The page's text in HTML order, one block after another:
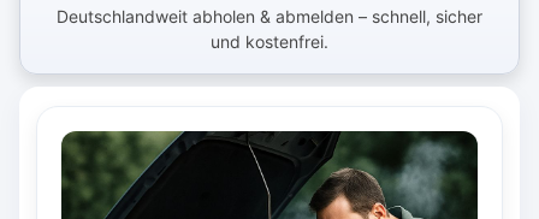
Deutschlandweit abholen & abmelden – schnell, sicher
und kostenfrei.